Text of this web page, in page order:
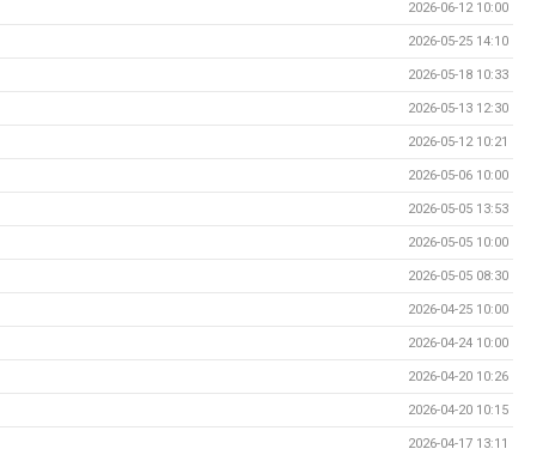
2026-06-12 10:00
2026-05-25 14:10
2026-05-18 10:33
2026-05-13 12:30
2026-05-12 10:21
2026-05-06 10:00
2026-05-05 13:53
2026-05-05 10:00
2026-05-05 08:30
2026-04-25 10:00
2026-04-24 10:00
2026-04-20 10:26
2026-04-20 10:15
2026-04-17 13:11